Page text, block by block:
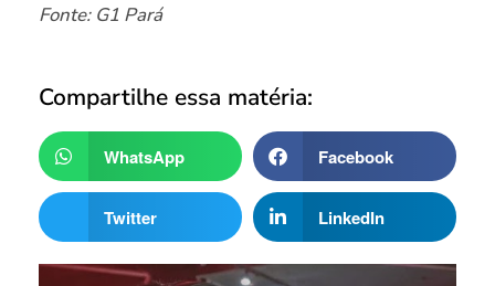
Fonte: G1 Pará
Compartilhe essa matéria:
WhatsApp Facebook
Twitter LinkedIn